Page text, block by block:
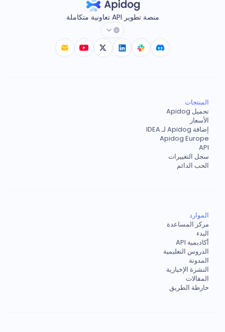
منصة تطوير API تعاونية متكاملة
المنتجات
تحميل Apidog
الأسعار
إضافة Apidog لـ IDEA
Apidog Europe
API
سجل التغييرات
الحب الدائم
الموارد
مركز المساعدة
البدء
أكاديمية API
الدروس التعليمية
المدونة
النشرة الإخبارية
المقالات
خارطة الطريق